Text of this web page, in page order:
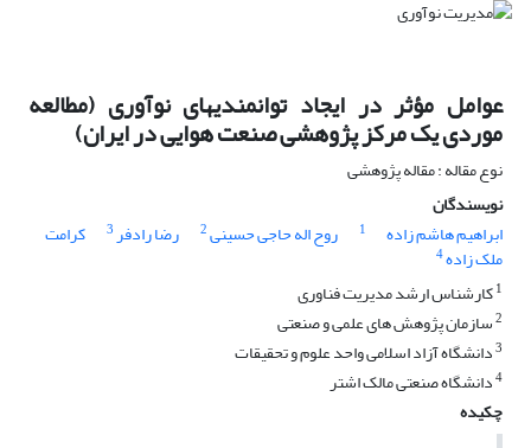
عوامل مؤثر در ایجاد توانمندیهای نوآوری (مطالعه
موردی یک مرکز پژوهشی صنعت هوایی در ایران)
نوع مقاله : مقاله پژوهشی
نویسندگان
ابراهیم هاشم زاده
1 روح اله حاجی حسینی2 رضا رادفر3 کرامت
ملک زاده4
1کارشناس ارشد مدیریت فناوری
2سازمان پژوهش های علمی و صنعتی
3دانشگاه آزاد اسلامی واحد علوم و تحقیقات
4دانشگاه صنعتی مالک اشتر
چکیده